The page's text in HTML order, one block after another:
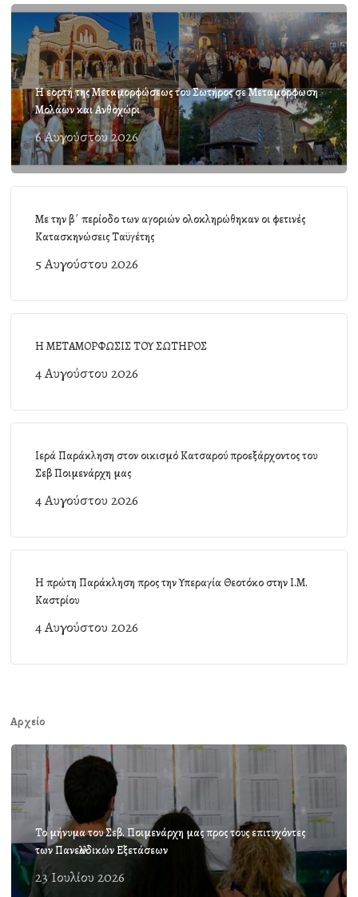
Η εορτή της Μεταμορφώσεως του Σωτήρος σε Μεταμόρφωση
Μολάων και Ανθοχώρι
6 Αυγούστου 2026
Με την β΄ περίοδο των αγοριών ολοκληρώθηκαν οι φετινές
Κατασκηνώσεις Ταϋγέτης
5 Αυγούστου 2026
Η ΜΕΤΑΜΟΡΦΩΣΙΣ ΤΟΥ ΣΩΤΗΡΟΣ
4 Αυγούστου 2026
Ιερά Παράκληση στον οικισμό Κατσαρού προεξάρχοντος του
Σεβ Ποιμενάρχη μας
4 Αυγούστου 2026
Η πρώτη Παράκληση προς την Υπεραγία Θεοτόκο στην Ι.Μ.
Καστρίου
4 Αυγούστου 2026
Αρχείο
Το μήνυμα του Σεβ. Ποιμενάρχη μας προς τους επιτυχόντες
των Πανελλαδικών Εξετάσεων
23 Ιουλίου 2026